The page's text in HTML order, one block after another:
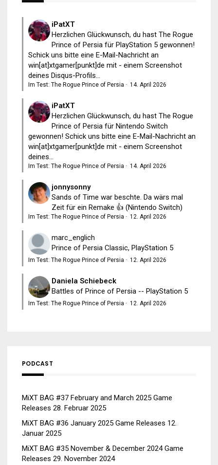
iPatXT
Herzlichen Glückwunsch, du hast The Rogue
Prince of Persia für PlayStation 5 gewonnen!
Schick uns bitte eine E-Mail-Nachricht an
win[at]xtgamer[punkt]de mit - einem Screenshot
deines Disqus-Profils...
Im Test: The Rogue Prince of Persia · 14. April 2026
iPatXT
Herzlichen Glückwunsch, du hast The Rogue
Prince of Persia für Nintendo Switch
gewonnen! Schick uns bitte eine E-Mail-Nachricht an
win[at]xtgamer[punkt]de mit - einem Screenshot
deines...
Im Test: The Rogue Prince of Persia · 14. April 2026
jonnysonny
Sands of Time war beschte. Da wärs mal
Zeit für ein Remake 👍 (Nintendo Switch)
Im Test: The Rogue Prince of Persia · 12. April 2026
marc_englich
Prince of Persia Classic, PlayStation 5
Im Test: The Rogue Prince of Persia · 12. April 2026
Daniela Schiebeck
Battles of Prince of Persia -- PlayStation 5
Im Test: The Rogue Prince of Persia · 12. April 2026
PODCAST
MiXT BAG #37 February and March 2025 Game
Releases 28. Februar 2025
MiXT BAG #36 January 2025 Game Releases 12.
Januar 2025
MiXT BAG #35 November & December 2024 Game
Releases 29. November 2024